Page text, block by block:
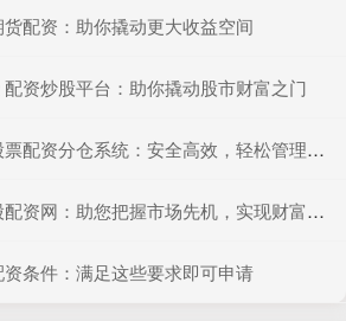
配资：助你撬动更大收益空间
资炒股平台：助你撬动股市财富之门
资分仓系统：安全高效，轻松管理多仓位
资网：助您把握市场先机，实现财富增值
条件：满足这些要求即可申请